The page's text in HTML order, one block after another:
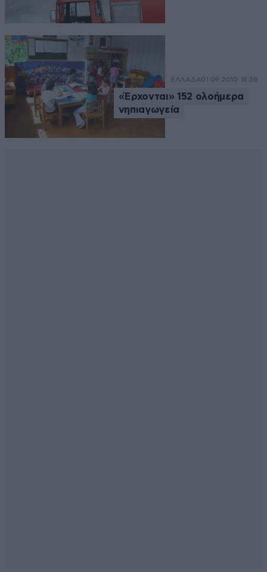
ΕΛΛΑΔΑ01·09·2010 18:38
«Έρχονται» 152 ολοήμερα
νηπιαγωγεία